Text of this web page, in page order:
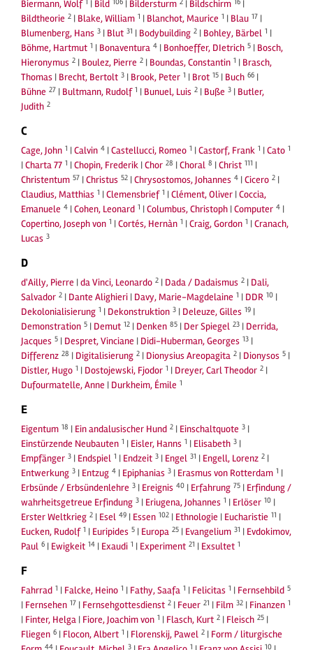
Biermann, Wolf
| Bild | Bildersturm | Bildschirm
|
Bildtheorie 2 | Blake, William 1 | Blanchot, Maurice 1 | Blau 17 |
Blumenberg, Hans 3 | Blut 31 | Bodybuilding 2 | Bohley, Bärbel 1 |
Böhme, Hartmut 1 | Bonaventura 4 | Bonhoeffer, DIetrich 5 | Bosch,
Hieronymus 2 | Boulez, Pierre 2 | Boundas, Constantin 1 | Brasch,
Thomas | Brecht, Bertolt 3 | Brook, Peter 1 | Brot 15 | Buch 66 |
Bühne 27 | Bultmann, Rudolf 1 | Bunuel, Luis 2 | Buße 3 | Butler,
Judith 2
C
Cage, John 1 |Calvin 4 |Castellucci, Romeo 1 |Castorf, Frank 1 |Cato 1
|Charta 77 1 |Chopin, Frederik |Chor 28 |Choral 8 |Christ 111 |
Christentum 57 |Christus 52 |Chrysostomos, Johannes 4 |Cicero 2 |
Claudius, Matthias 1 |Clemensbrief 1 |Clément, Oliver |Coccia,
Emanuele 4 |Cohen, Leonard 1 |Columbus, Christoph |Computer 4 |
Copertino, Joseph von 1 |Cortés, Hernàn 1 |Craig, Gordon 1 |Cranach,
Lucas 3
D
d'Ailly, Pierre |da Vinci, Leonardo 2 | Dada / Dadaismus 2 | Dali,
Salvador 2 | Dante Alighieri | Davy, Marie-Magdelaine 1 | DDR 10 |
Dekolonialisierung 1 | Dekonstruktion 3 | Deleuze, Gilles 19 |
Demonstration 5 | Demut 12 | Denken 85 | Der Spiegel 23 | Derrida,
Jacques 5 | Despret, Vinciane | Didi-Huberman, Georges 13 |
Differenz 28 | Digitalisierung 2 | Dionysius Areopagita 2 | Dionysos 5 |
Distler, Hugo 1 | Dostojewski, Fjodor 1 | Dreyer, Carl Theodor 2 |
Dufourmatelle, Anne | Durkheim, Émile 1
E
Eigentum 18 | Ein andalusischer Hund 2 | Einschaltquote 3 |
Einstürzende Neubauten 1 | Eisler, Hanns 1 | Elisabeth 3 |
Empfänger 3 | Endspiel 1 | Endzeit 3 | Engel 31 | Engell, Lorenz 2 |
Entwerkung 3 | Entzug 4 | Epiphanias 3 | Erasmus von Rotterdam 1 |
Erbsünde / Erbsündenlehre 3 | Ereignis 40 | Erfahrung 75 | Erfindung /
wahrheitsgetreue Erfindung 3 | Eriugena, Johannes 1 | Erlöser 10 |
Erster Weltkrieg 2 | Esel 49 | Essen 102 | Ethnologie | Eucharistie 11 |
Eucken, Rudolf 1 | Euripides 5 | Europa 25 | Evangelium 31 | Evdokimov,
Paul 6 | Ewigkeit 14 | Exaudi 1 | Experiment 21 | Exsultet 1
F
Fahrrad 1 | Falcke, Heino 1 | Fathy, Saafa 1 | Felicitas 1 | Fernsehbild 5
| Fernsehen 17 | Fernsehgottesdienst 2 | Feuer 21 | Film 32 | Finanzen 1
| Finter, Helga | Fiore, Joachim von 1 | Flasch, Kurt 2 | Fleisch 25 |
Fliegen 6 | Flocon, Albert 1 | Florenskij, Pawel 2 | Form / liturgische
44 3 1 10